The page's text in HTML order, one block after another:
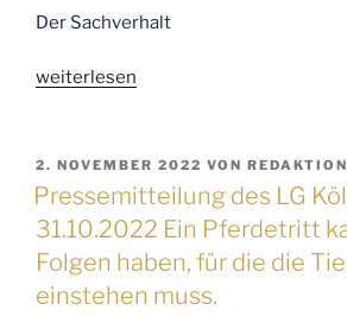
Der Sachverhalt
„Pressemitteilung
Koblenz
vom
8.11.2022
Thema
Tierhalterhaftung“
weiterlesen
VERÖFFENTLICHT
AM
2. NOVEMBER 2022 VON
Pressemitteilung des LG
31.10.2022 Ein Pferdetritt
Folgen haben, für die die
einstehen muss.